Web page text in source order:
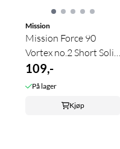
Mission
Mission Force 90
Vortex no.2 Short Solid
Black
109,-
På lager
Kjøp